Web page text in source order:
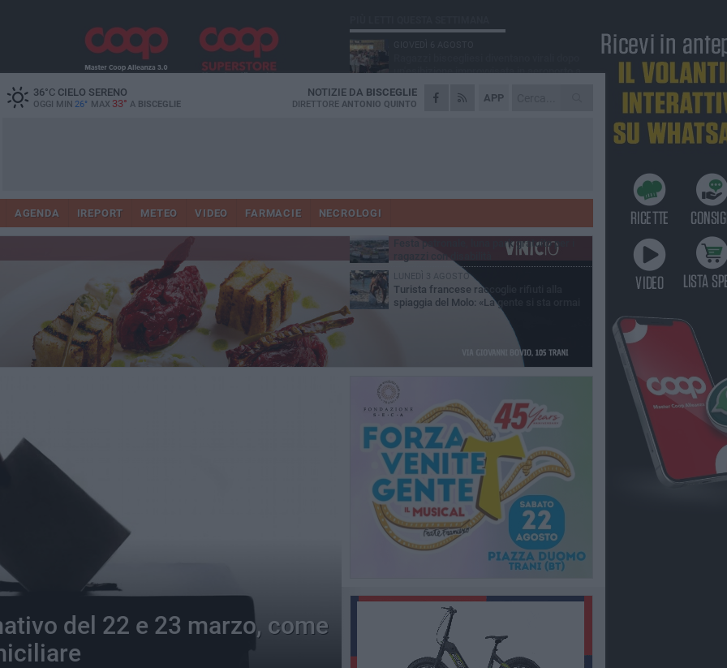
36°CCIELO SERENO
OGGI MIN 26° MAX 33° A BISCEGLIE
APP
NOTIZIE DA BISCEGLIE
DIRETTORE ANTONIO QUINTO
AGENDA IREPORT METEO VIDEO FARMACIE NECROLOGI
del 22 e 23 marzo, come
un'esibizione improvvisata in aeroporto a
MARTEDÌ 4 AGOSTO
Emergenza caldo, il Comune di Bisceglie
Due auto incendiate nella notte in via Dieta
MERCOLEDÌ 5 AGOSTO
Festa patronale, luna park gratuito per i
LUNEDÌ 3 AGOSTO
Turista francese raccoglie rifiuti alla
spiaggia del Molo: «La gente si sta ormai
abituando»